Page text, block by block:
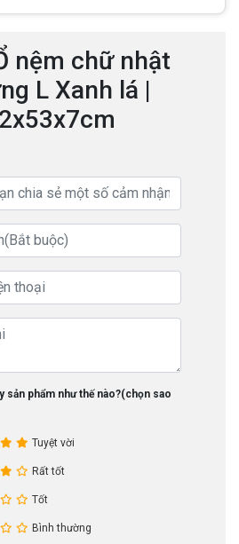
nệm chữ nhật
L Xanh lá |
sản phẩm như thế nào?(chọn sao
Tuyệt vời
Rất tốt
Tốt
Bình thường